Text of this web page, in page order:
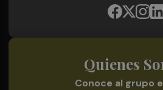
Quienes
Conoce al grupo